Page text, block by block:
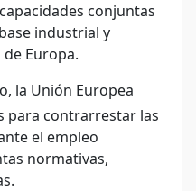
conjuntas
industrial y
Europa.
la Unión Europea
para contrarrestar las
el empleo
normativas,